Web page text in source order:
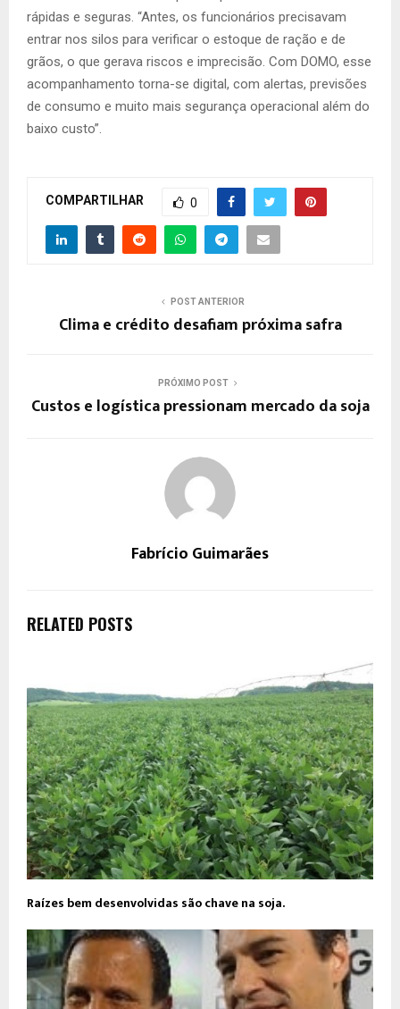
rápidas e seguras. “Antes, os funcionários precisavam
entrar nos silos para verificar o estoque de ração e de
grãos, o que gerava riscos e imprecisão. Com DOMO, esse
acompanhamento torna-se digital, com alertas, previsões
de consumo e muito mais segurança operacional além do
baixo custo”.
COMPARTILHAR 0
POST ANTERIOR
Clima e crédito desafiam próxima safra
PRÓXIMO POST
Custos e logística pressionam mercado da soja
Fabrício Guimarães
RELATED POSTS
Raízes bem desenvolvidas são chave na soja.